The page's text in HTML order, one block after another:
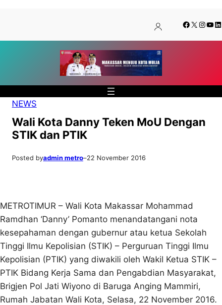
konten
content
Facebook
X
NEWS
Wali Kota Danny Teken MoU Dengan
STIK dan PTIK
Posted byadmin metro–22 November 2016
METROTIMUR – Wali Kota Makassar Mohammad
Ramdhan ‘Danny’ Pomanto menandatangani nota
kesepahaman dengan gubernur atau ketua Sekolah
Tinggi Ilmu Kepolisian (STIK) – Perguruan Tinggi Ilmu
Kepolisian (PTIK) yang diwakili oleh Wakil Ketua STIK –
PTIK Bidang Kerja Sama dan Pengabdian Masyarakat,
Brigjen Pol Jati Wiyono di Baruga Anging Mammiri,
Rumah Jabatan Wali Kota, Selasa, 22 November 2016.